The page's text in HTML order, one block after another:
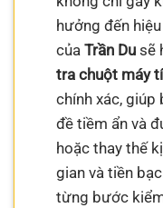
hưởng đến
củaTrần Du sẽ
tra chuột máy
chính xác, giúp
đề tiềm ẩn và
hoặc thay thế
gian và tiền
từng bước